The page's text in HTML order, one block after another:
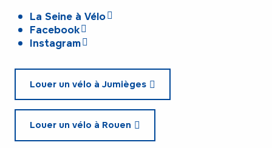
La Seine à Vélo
Facebook
Instagram
Louer un vélo à Jumièges
Louer un vélo à Rouen